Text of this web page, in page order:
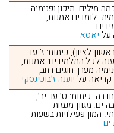
מילים: תיכון ופנימיה
לומדים אמנות,
על יאסא
לציון), כיתות: ז’ עד
לכל התלמידים: אמנות,
מערך חוגים רחב,
קריאה על יוענה ז’בוטינסקי
כיתות: ט’ עד יב’,
ים. מגוון מגמות
המון פעילויות בשעות
ים